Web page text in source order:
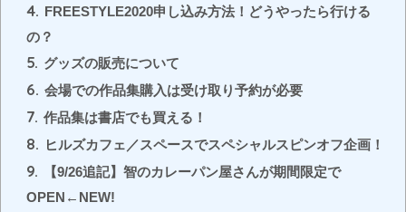
4. FREESTYLE2020申し込み方法！どうやったら行ける
の？
5. グッズの販売について
6. 会場での作品集購入は受け取り予約が必要
7. 作品集は書店でも買える！
8. ヒルズカフェ／スペースでスペシャルスピンオフ企画！
9.
【9/26追記】智のカレーパン屋さんが期間限定で
OPEN←NEW!